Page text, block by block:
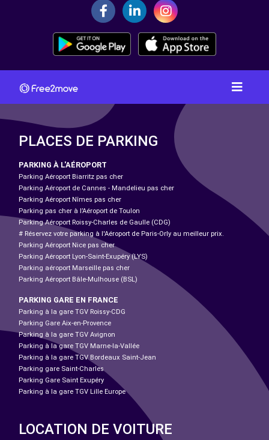
PLACES DE PARKING
PARKING À L'AÉROPORT
Parking Aéroport Biarritz pas cher
Parking Aéroport de Cannes - Mandelieu pas cher
Parking Aéroport Nîmes pas cher
Parking pas cher à l’Aéroport de Toulon
Parking Aéroport Roissy-Charles de Gaulle (CDG)
# Réservez votre parking à l'Aéroport de Paris-Orly au meilleur prix.
Parking Aéroport Nice pas cher
Parking Aéroport Lyon-Saint-Exupéry (LYS)
Parking aéroport Marseille pas cher
Parking Aéroport Bâle-Mulhouse (BSL)
PARKING GARE EN FRANCE
Parking à la gare TGV Roissy-CDG
Parking Gare Aix-en-Provence
Parking à la gare TGV Avignon
Parking à la gare TGV Marne-la-Vallée
Parking à la gare TGV Bordeaux Saint-Jean
Parking gare Saint-Charles
Parking Gare Saint Exupéry
Parking à la gare TGV Lille Europe
LOCATION DE VOITURE